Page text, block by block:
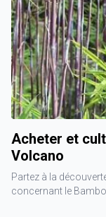
Acheter et
Volcano
Partez à la
concernant le